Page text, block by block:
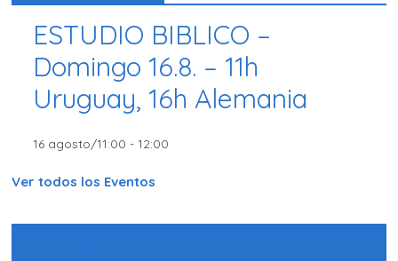
ESTUDIO BIBLICO –
Domingo 16.8. – 11h
Uruguay, 16h Alemania
16 agosto/11:00 -12:00
Ver todos los Eventos